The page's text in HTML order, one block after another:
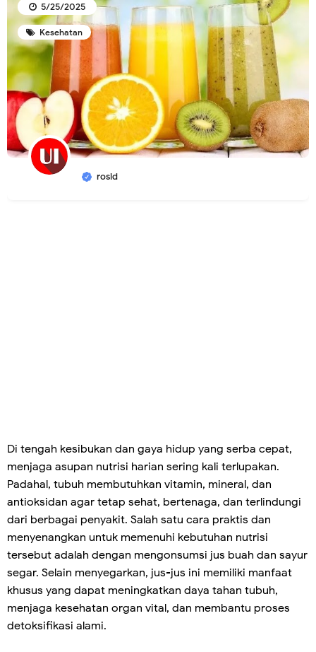
Kesehatan
rosid
5/25/2025
Di tengah kesibukan dan gaya hidup yang serba cepat,
menjaga asupan nutrisi harian sering kali terlupakan.
Padahal, tubuh membutuhkan vitamin, mineral, dan
antioksidan agar tetap sehat, bertenaga, dan terlindungi
dari berbagai penyakit. Salah satu cara praktis dan
menyenangkan untuk memenuhi kebutuhan nutrisi
tersebut adalah dengan mengonsumsi jus buah dan sayur
segar. Selain menyegarkan, jus-jus ini memiliki manfaat
khusus yang dapat meningkatkan daya tahan tubuh,
menjaga kesehatan organ vital, dan membantu proses
detoksifikasi alami.